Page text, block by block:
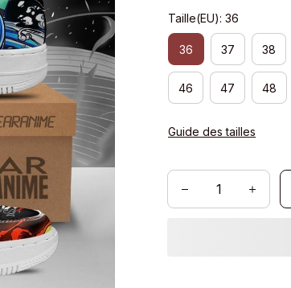
Taille(EU): 36
36 37 38
46 47 48
Guide des tailles